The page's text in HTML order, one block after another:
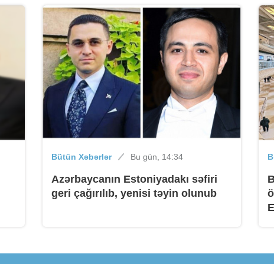
Bütün Xəbərlər Bu gün, 14:34
Azərbaycanın Estoniyadakı səfiri
geri çağırılıb, yenisi təyin olunub